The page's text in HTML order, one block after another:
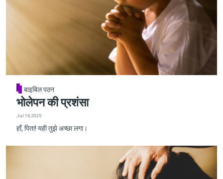
बाइबिल पठन
भोलेपन की प्रशंसा
Jul 16, 2025
हाँ, पिता! यही तुझे अच्छा लगा।